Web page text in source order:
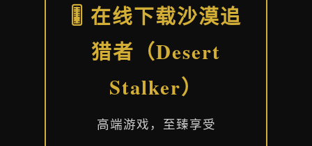
🎚️ 在线下载沙漠追
猎者（Desert
Stalker）
高端游戏，至臻享受